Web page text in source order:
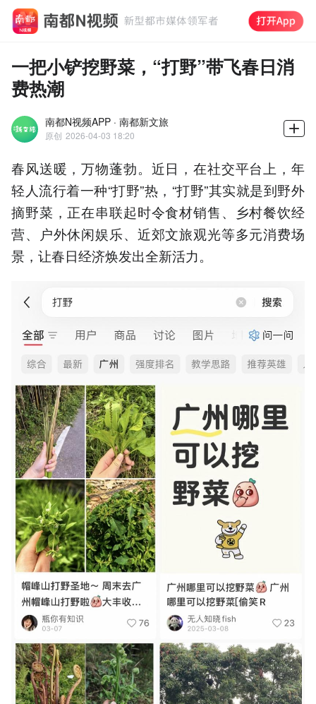
一把小铲挖野菜，“打野”带飞春日消
费热潮
南都N视频APP · 南都新文旅
原创 2026-04-03 18:20
春风送暖，万物蓬勃。近日，在社交平台上，年
轻人流行着一种“打野”热，“打野”其实就是到野外
摘野菜，正在串联起时令食材销售、乡村餐饮经
营、户外休闲娱乐、近郊文旅观光等多元消费场
景，让春日经济焕发出全新活力。